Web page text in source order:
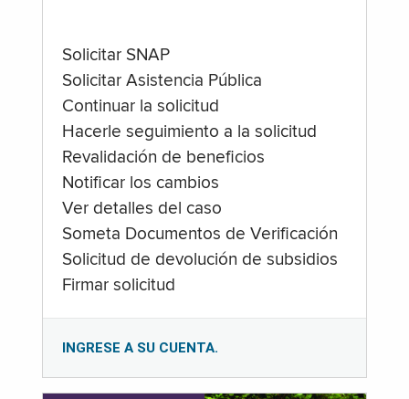
Solicitar SNAP
Solicitar Asistencia Pública
Continuar la solicitud
Hacerle seguimiento a la solicitud
Revalidación de beneficios
Notificar los cambios
Ver detalles del caso
Someta Documentos de Verificación
Solicitud de devolución de subsidios
Firmar solicitud
INGRESE A SU CUENTA.